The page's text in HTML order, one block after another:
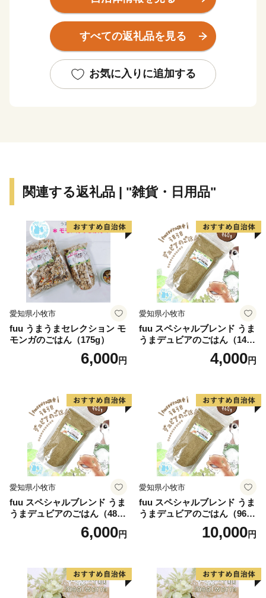
なされてきたまち、行方市です。
すべての返礼品を見る
お気に入りに追加する
関連する返礼品 | "雑貨・日用品"
愛知県小牧市
fuu うまうまセレクション モ
モンガのごはん（175g）
6,000円
愛知県小牧市
fuu スペシャルブレンド うま
うまデュビアのごはん（140
4,000円
愛知県小牧市
fuu スペシャルブレンド うま
うまデュビアのごはん（480
6,000円
愛知県小牧市
fuu スペシャルブレンド うま
うまデュビアのごはん（960
10,000円